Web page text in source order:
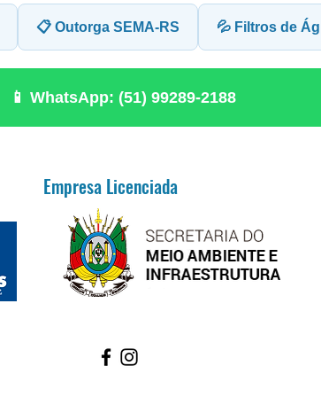
📋 Outorga SEMA-RS 💦 Filtros de
📱 WhatsApp: (51) 99289-2188
Empresa Licenciada